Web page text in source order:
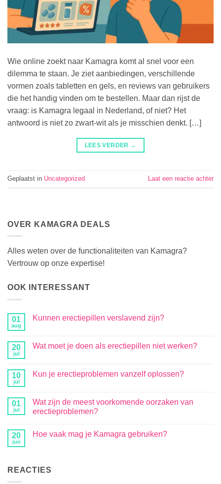
Wie online zoekt naar Kamagra komt al snel voor een
dilemma te staan. Je ziet aanbiedingen, verschillende
vormen zoals tabletten en gels, en reviews van gebruikers
die het handig vinden om te bestellen. Maar dan rijst de
vraag: is Kamagra legaal in Nederland, of niet? Het
antwoord is niet zo zwart-wit als je misschien denkt. […]
LEES VERDER →
Geplaatst in Uncategorized Laat een reactie achter
OVER KAMAGRA DEALS
Alles weten over de functionaliteiten van Kamagra?
Vertrouw op onze expertise!
OOK INTERESSANT
01
aug
Kunnen erectiepillen verslavend zijn?
20
jul
Wat moet je doen als erectiepillen niet werken?
10
jul
Kun je erectieproblemen vanzelf oplossen?
01
jul
Wat zijn de meest voorkomende oorzaken van
erectieproblemen?
20
jun
Hoe vaak mag je Kamagra gebruiken?
REACTIES